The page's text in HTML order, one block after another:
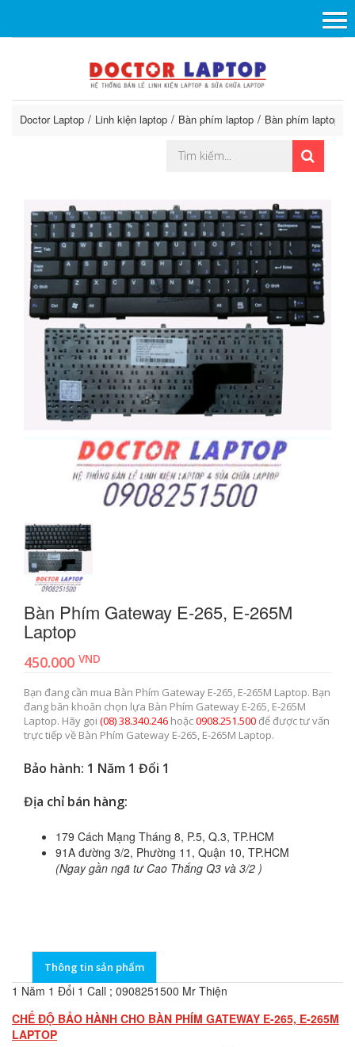
Doctor Laptop Linh kiện laptop Bàn phím laptop Bàn phím laptop
Bàn Phím Gateway E-265, E-265M
Laptop
450.000 VND
Bạn đang cần mua Bàn Phím Gateway E-265, E-265M Laptop. Bạn
đang băn khoăn chọn lựa Bàn Phím Gateway E-265, E-265M
Laptop. Hãy gọi (08) 38.340.246 hoặc0908.251.500để được tư vấn
trực tiếp về Bàn Phím Gateway E-265, E-265M Laptop.
Bảo hành: 1 Năm 1 Đổi 1
Địa chỉ bán hàng:
179 Cách Mạng Tháng 8, P.5, Q.3, TP.HCM
91A đường 3/2, Phường 11, Quận 10, TP.HCM
(Ngay gần ngã tư Cao Thắng Q3 và 3/2 )
Thông tin sản phẩm
1 Năm 1 Đổi 1 Call ; 0908251500 Mr Thiện
CHẾ ĐỘ BẢO HÀNH CHO BÀN PHÍM GATEWAY E-265, E-265M
LAPTOP